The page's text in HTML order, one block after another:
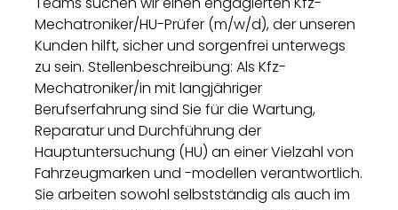
Mechatroniker/HU-Prüfer (m/w/d), der unseren
Kunden hilft, sicher und sorgenfrei unterwegs
zu sein. Stellenbeschreibung: Als Kfz-
Mechatroniker/in mit langjähriger
Berufserfahrung sind Sie für die Wartung,
Reparatur und Durchführung der
Hauptuntersuchung (HU) an einer Vielzahl von
Fahrzeugmarken und -modellen verantwortlich.
Sie arbeiten sowohl selbstständig als auch im